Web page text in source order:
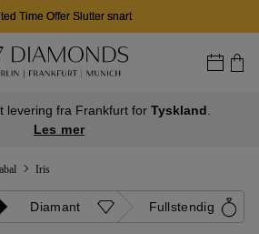
Time Offer Slutter snart
levering fra Frankfurt for Tyskland
Les mer
Iris
Diamant Fullstendig